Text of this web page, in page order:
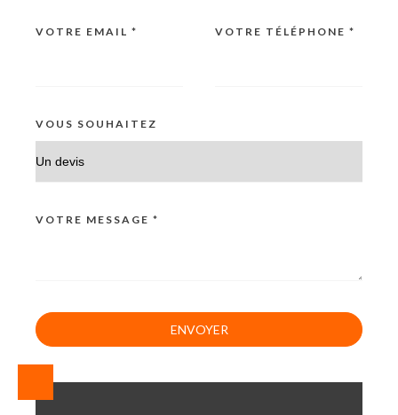
VOTRE EMAIL * VOTRE TÉLÉPHONE *
VOUS SOUHAITEZ
VOTRE MESSAGE *